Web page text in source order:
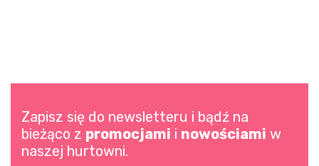
Zapisz się do newsletteru i bądź na
bieżąco z promocjami i nowościami w
naszej hurtowni.